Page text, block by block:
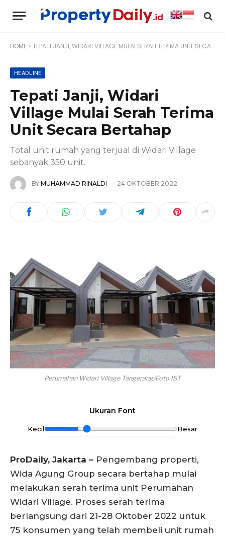
HOME » TEPATI JANJI, WIDARI VILLAGE MULAI SERAH TERIMA UNIT SECARA BERTAHAP
HEADLINE
Tepati Janji, Widari
Village Mulai Serah Terima
Unit Secara Bertahap
Total unit rumah yang terjual di Widari Village
sebanyak 350 unit.
BY MUHAMMAD RINALDI 24 OKTOBER 2022
Perumahan Widari Village Tangerang/Foto IST
Ukuran Font
Kecil Besar
ProDaily, Jakarta – Pengembang properti,
Wida Agung Group secara bertahap mulai
melakukan serah terima unit Perumahan
Widari Village. Proses serah terima
berlangsung dari 21-28 Oktober 2022 untuk
75 konsumen yang telah membeli unit rumah